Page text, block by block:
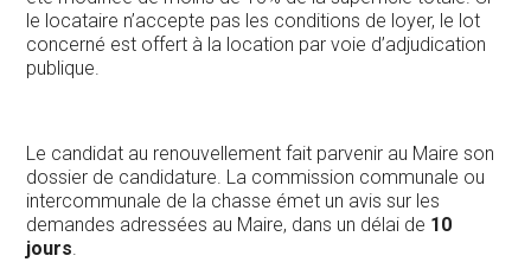
le locataire n’accepte pas les conditions de loyer, le lot
concerné est offert à la location par voie d’adjudication
publique.
Le candidat au renouvellement fait parvenir au Maire son
dossier de candidature. La commission communale ou
intercommunale de la chasse émet un avis sur les
demandes adressées au Maire, dans un délai de 10
jours.